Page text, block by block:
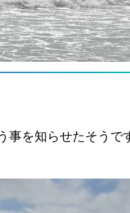
事を知らせたそうで